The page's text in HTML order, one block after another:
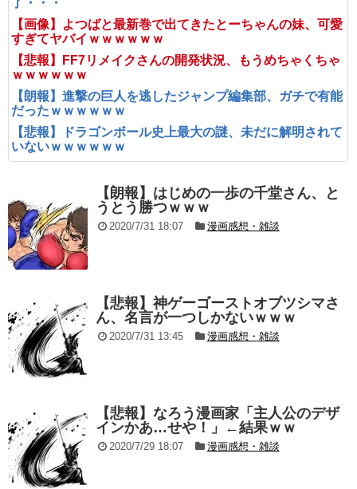
了・・・
【画像】よつばと最新巻で出てきたとーちゃんの妹、可愛
すぎてヤバイｗｗｗｗｗｗ
【悲報】FF7リメイクさんの開発状況、もうめちゃくちゃ
ｗｗｗｗｗｗ
【朗報】進撃の巨人を逃したジャンプ編集部、ガチで有能
だったｗｗｗｗｗｗ
【悲報】ドラゴンボール史上最大の謎、未だに解明されて
いないｗｗｗｗｗｗ
【朗報】はじめの一歩の千堂さん、と
うとう勝つｗｗｗ
2020/7/31 18:07 漫画感想・雑談
【悲報】神ゲーゴーストオブツシマさ
ん、名言が一つしかないｗｗｗ
2020/7/31 13:45 漫画感想・雑談
【悲報】なろう漫画家「主人公のデザ
インかあ…せや！」←結果ｗｗ
2020/7/29 18:07 漫画感想・雑談